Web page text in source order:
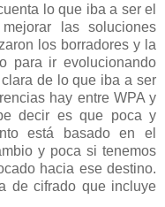
lo que iba a ser el
las soluciones
los borradores y la
para ir evolucionando
de lo que iba a ser
hay entre WPA y
decir es que poca y
está basado en el
y poca si tenemos
hacia ese destino.
de cifrado que incluye